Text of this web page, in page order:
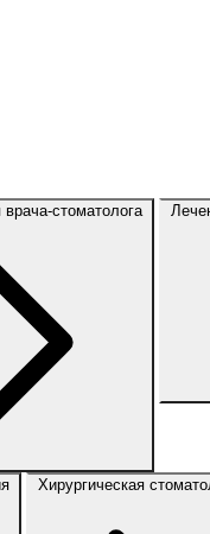
врача-стоматолога
Хирургическая